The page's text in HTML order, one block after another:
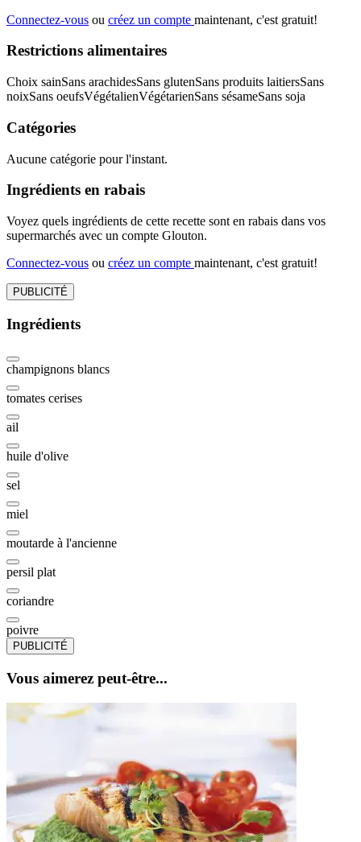
Connectez-vous ou créez un compte maintenant, c'est gratuit!
Restrictions alimentaires
Choix sainSans arachidesSans glutenSans produits laitiersSans
noixSans oeufsVégétalienVégétarienSans sésameSans soja
Catégories
Aucune catégorie pour l'instant.
Ingrédients en rabais
Voyez quels ingrédients de cette recette sont en rabais dans vos
supermarchés avec un compte Glouton.
Connectez-vous ou créez un compte maintenant, c'est gratuit!
PUBLICITÉ
Ingrédients
champignons blancs
tomates cerises
ail
huile d'olive
sel
miel
moutarde à l'ancienne
persil plat
coriandre
poivre
PUBLICITÉ
Vous aimerez peut-être...